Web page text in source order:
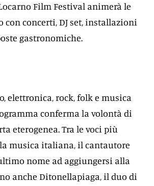
Film Festival animerà le
con concerti, DJ set, installazioni
gastronomiche.
elettronica, rock, folk e musica
conferma la volontà di
eterogenea. Tra le voci più
musica italiana, il cantautore
nome ad aggiungersi alla
anche Ditonellapiaga, il duo di